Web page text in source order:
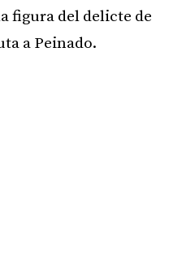
figura del delicte de
a Peinado.